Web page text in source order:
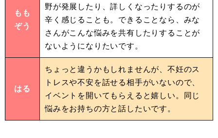
もも
ぞう
野が発展したり、詳しくなったりするのが
辛く感じることも。できることなら、みな
さんがこんな悩みを共有したりすることが
ないようになりたいです。
はる
ちょっと違うかもしれませんが、不妊のス
トレスや不安を話せる相手がいないので、
イベントを開いてもらえると嬉しい。同じ
悩みをお持ちの方と話したいです。